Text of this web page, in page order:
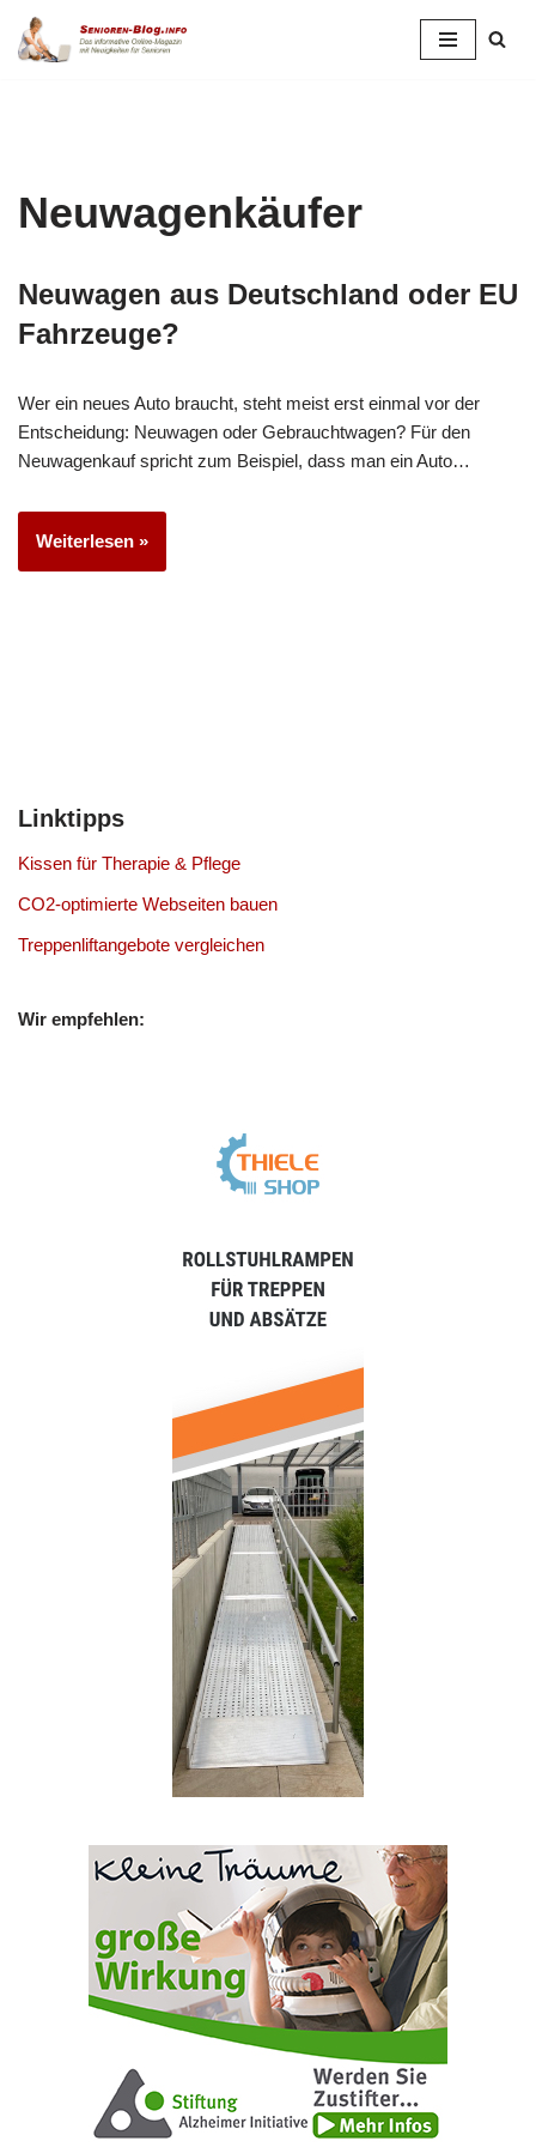
Zum
Neuwagenkäufer
Neuwagen aus Deutschland oder EU
Fahrzeuge?
Wer ein neues Auto braucht, steht meist erst einmal vor der
Entscheidung: Neuwagen oder Gebrauchtwagen? Für den
Neuwagenkauf spricht zum Beispiel, dass man ein Auto…
Weiterlesen »
Linktipps
Kissen für Therapie & Pflege
CO2-optimierte Webseiten bauen
Treppenliftangebote vergleichen
Wir empfehlen: